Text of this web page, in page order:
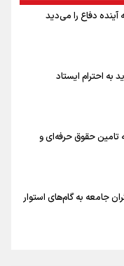
و هم ضرر/ تیم ملی در
دایی نداشت/
ملی نیاز به تغییر
آینده دفاع را می‌دید
به احترام ایستاد
تامین حقوق حرفه‌ای و
جامعه به گام‌های استوار